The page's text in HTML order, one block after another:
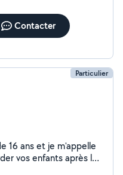
Contacter
Particulier